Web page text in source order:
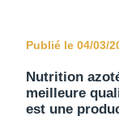
Publié le 04/03/
Nutrition
meilleure
est une